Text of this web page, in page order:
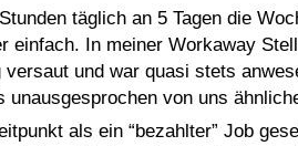
täglich an 5 Tagen die
einfach. In meiner Workaway
und war quasi stets
von uns
als ein “bezahlter” Job